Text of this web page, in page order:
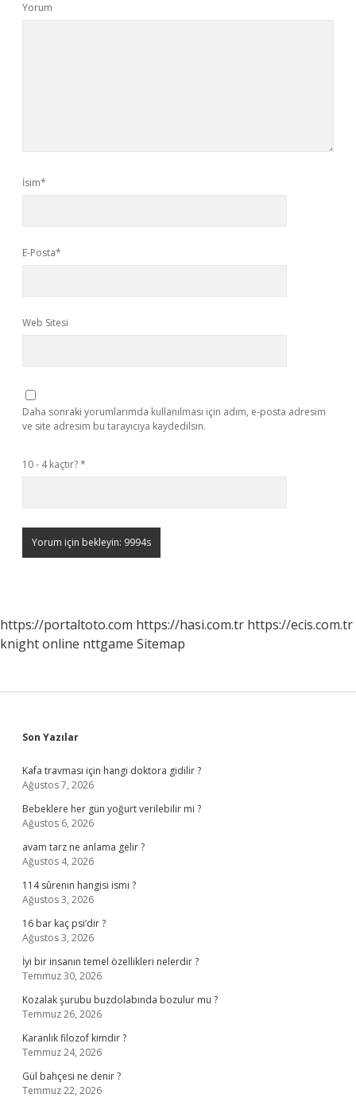
Yorum
İsim*
E-Posta*
Web Sitesi
Daha sonraki yorumlarımda kullanılması için adım, e-posta adresim
ve site adresim bu tarayıcıya kaydedilsin.
10 - 4 kaçtır?*
https://portaltoto.com https://hasi.com.tr https://ecis.com.tr
knight online nttgame Sitemap
Sidebar
Son Yazılar
Kafa travması için hangi doktora gidilir ?
Ağustos 7, 2026
Bebeklere her gün yoğurt verilebilir mi ?
Ağustos 6, 2026
avam tarz ne anlama gelir ?
Ağustos 4, 2026
114 sûrenin hangisi ismi ?
Ağustos 3, 2026
16 bar kaç psi’dir ?
Ağustos 3, 2026
İyi bir insanın temel özellikleri nelerdir ?
Temmuz 30, 2026
Kozalak şurubu buzdolabında bozulur mu ?
Temmuz 26, 2026
Karanlık filozof kimdir ?
Temmuz 24, 2026
Gül bahçesi ne denir ?
Temmuz 22, 2026